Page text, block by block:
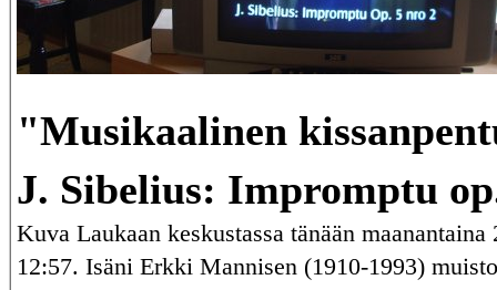
"Musikaalinen
J. Sibelius: Impromptu
Kuva Laukaan keskustassa tänään
12:57. Isäni Erkki Mannisen (1910-1993)